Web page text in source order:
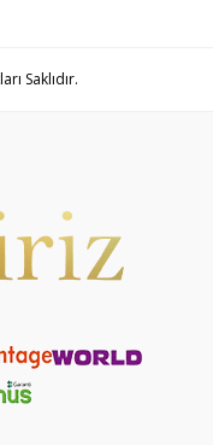
Saklıdır.